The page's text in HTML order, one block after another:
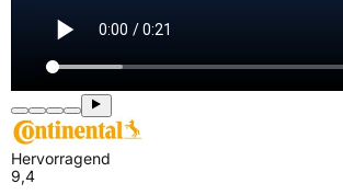
Hervorragend
9,4